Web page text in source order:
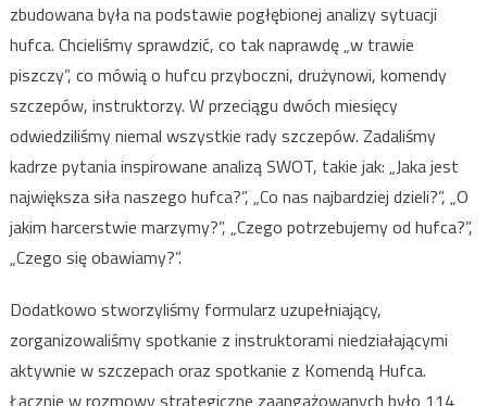
zbudowana była na podstawie pogłębionej analizy sytuacji
hufca. Chcieliśmy sprawdzić, co tak naprawdę „w trawie
piszczy”, co mówią o hufcu przyboczni, drużynowi, komendy
szczepów, instruktorzy. W przeciągu dwóch miesięcy
odwiedziliśmy niemal wszystkie rady szczepów. Zadaliśmy
kadrze pytania inspirowane analizą SWOT, takie jak: „Jaka jest
największa siła naszego hufca?”, „Co nas najbardziej dzieli?”, „O
jakim harcerstwie marzymy?”, „Czego potrzebujemy od hufca?”,
„Czego się obawiamy?”.
Dodatkowo stworzyliśmy formularz uzupełniający,
zorganizowaliśmy spotkanie z instruktorami niedziałającymi
aktywnie w szczepach oraz spotkanie z Komendą Hufca.
Łącznie w rozmowy strategiczne zaangażowanych było 114